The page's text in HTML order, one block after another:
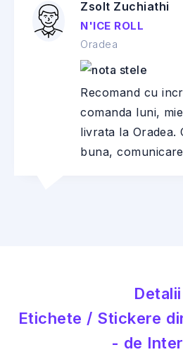
Zsolt Zuchiathi
N'ICE ROLL
Oradea
Recomand cu
comanda luni,
livrata la Oradea.
buna,
Detalii
Etichete / Stickere
- de